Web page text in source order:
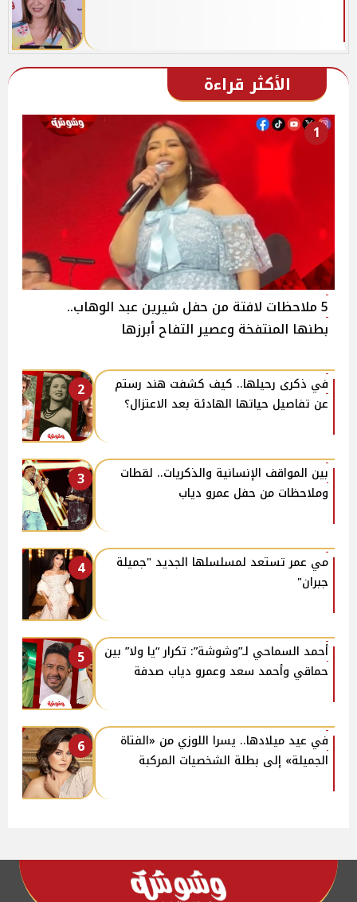
الأكثر قراءة
1
5 ملاحظات لافتة من حفل شيرين عبد الوهاب..
بطنها المنتفخة وعصير التفاح أبرزها
2
في ذكرى رحيلها.. كيف كشفت هند رستم
عن تفاصيل حياتها الهادئة بعد الاعتزال؟
3
بين المواقف الإنسانية والذكريات.. لقطات
وملاحظات من حفل عمرو دياب
4
مي عمر تستعد لمسلسلها الجديد "جميلة
جبران"
5
أحمد السماحي لـ”وشوشة”: تكرار “يا ولا” بين
حماقي وأحمد سعد وعمرو دياب صدفة
6
في عيد ميلادها.. يسرا اللوزي من «الفتاة
الجميلة» إلى بطلة الشخصيات المركبة